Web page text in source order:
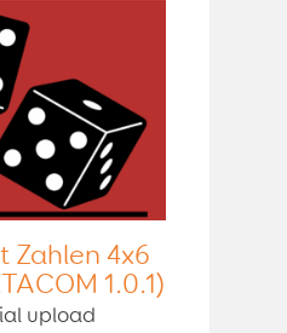
Zahlen 4x6
1.0.1)
upload